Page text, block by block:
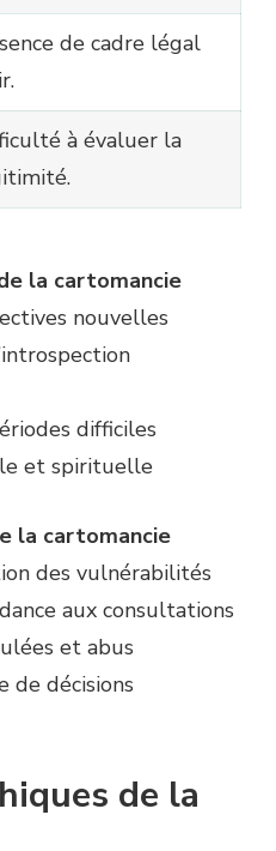
de cadre légal
à évaluer la
la cartomancie
nouvelles
difficiles
et spirituelle
la cartomancie
des vulnérabilités
aux consultations
et abus
de décisions
de la